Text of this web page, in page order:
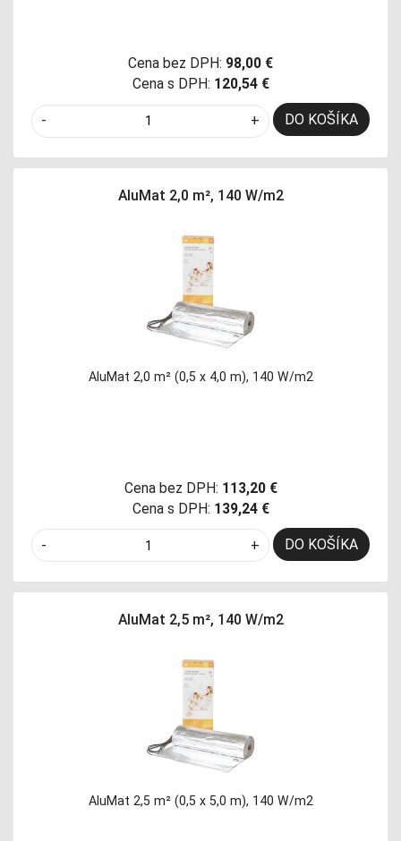
Cena bez DPH: 98,00 €
Cena s DPH: 120,54 €
- + DO KOŠÍKA
AluMat 2,0 m², 140 W/m2
AluMat 2,0 m² (0,5 x 4,0 m), 140 W/m2
Cena bez DPH: 113,20 €
Cena s DPH: 139,24 €
- + DO KOŠÍKA
AluMat 2,5 m², 140 W/m2
AluMat 2,5 m² (0,5 x 5,0 m), 140 W/m2